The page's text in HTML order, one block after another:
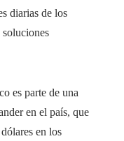
diarias de los
es parte de una
en el país, que
en los